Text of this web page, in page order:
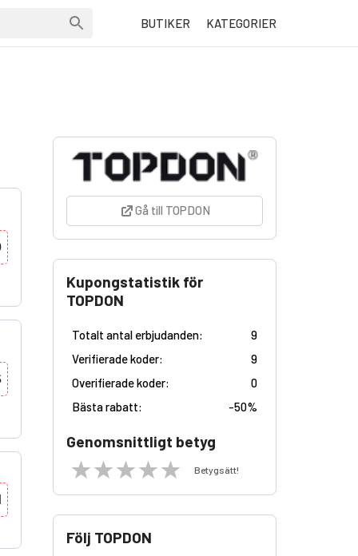
BUTIKER KATEGORIER
Gå till TOPDON
Kupongstatistik för
TOPDON
Totalt antal erbjudanden:
9
Verifierade koder:
9
Overifierade koder:
0
Bästa rabatt:
-50%
Genomsnittligt betyg
Betygsätt!
Följ TOPDON